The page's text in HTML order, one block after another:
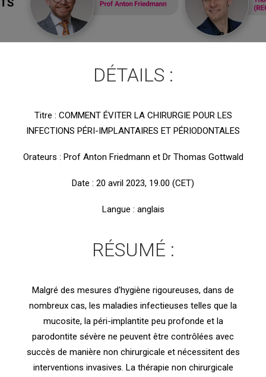
DÉTAILS :
Titre : COMMENT ÉVITER LA CHIRURGIE POUR LES
INFECTIONS PÉRI-IMPLANTAIRES ET PÉRIODONTALES
Orateurs : Prof Anton Friedmann et Dr Thomas Gottwald
Date : 20 avril 2023, 19.00 (CET)
Langue : anglais
RÉSUMÉ :
Malgré des mesures d'hygiène rigoureuses, dans de
nombreux cas, les maladies infectieuses telles que la
mucosite, la péri-implantite peu profonde et la
parodontite sévère ne peuvent être contrôlées avec
succès de manière non chirurgicale et nécessitent des
interventions invasives. La thérapie non chirurgicale